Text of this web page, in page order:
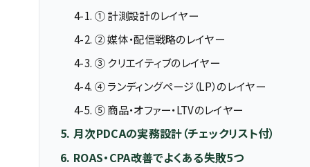
4-1. ① 計測設計のレイヤー
4-2. ② 媒体・配信戦略のレイヤー
4-3. ③ クリエイティブのレイヤー
4-4. ④ ランディングページ（LP）のレイヤー
4-5. ⑤ 商品・オファー・LTVのレイヤー
5. 月次PDCAの実務設計（チェックリスト付）
6. ROAS・CPA改善でよくある失敗5つ